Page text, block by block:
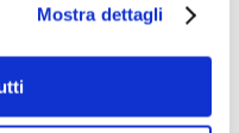
Mostra dettagli
una vita più